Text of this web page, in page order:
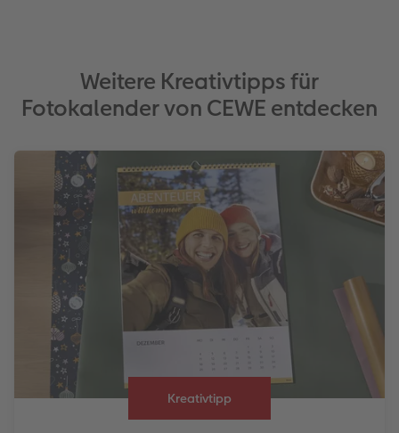
Weitere Kreativtipps für
Fotokalender von CEWE entdecken
Kreativtipp